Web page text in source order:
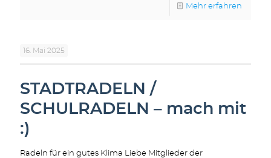
Mehr erfahren
16. Mai 2025
STADTRADELN /
SCHULRADELN – mach mit
:)
Radeln für ein gutes Klima Liebe Mitglieder der